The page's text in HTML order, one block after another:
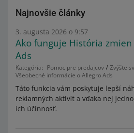
Najnovšie články
3. augusta 2026 o 9:57
Ako funguje História
Ads
Kategória: Pomoc pre predajcov Zvýšte
Všeobecné informácie o Allegro Ads
Táto funkcia vám poskytuje lepší
reklamných aktivít a vďaka nej
ich účinnosť.